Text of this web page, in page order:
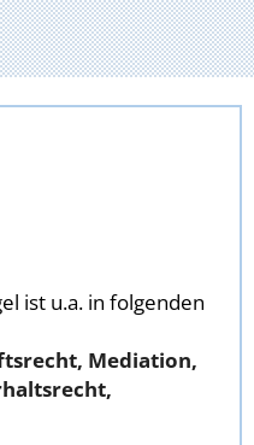
ist u.a. in folgenden
Mediation,